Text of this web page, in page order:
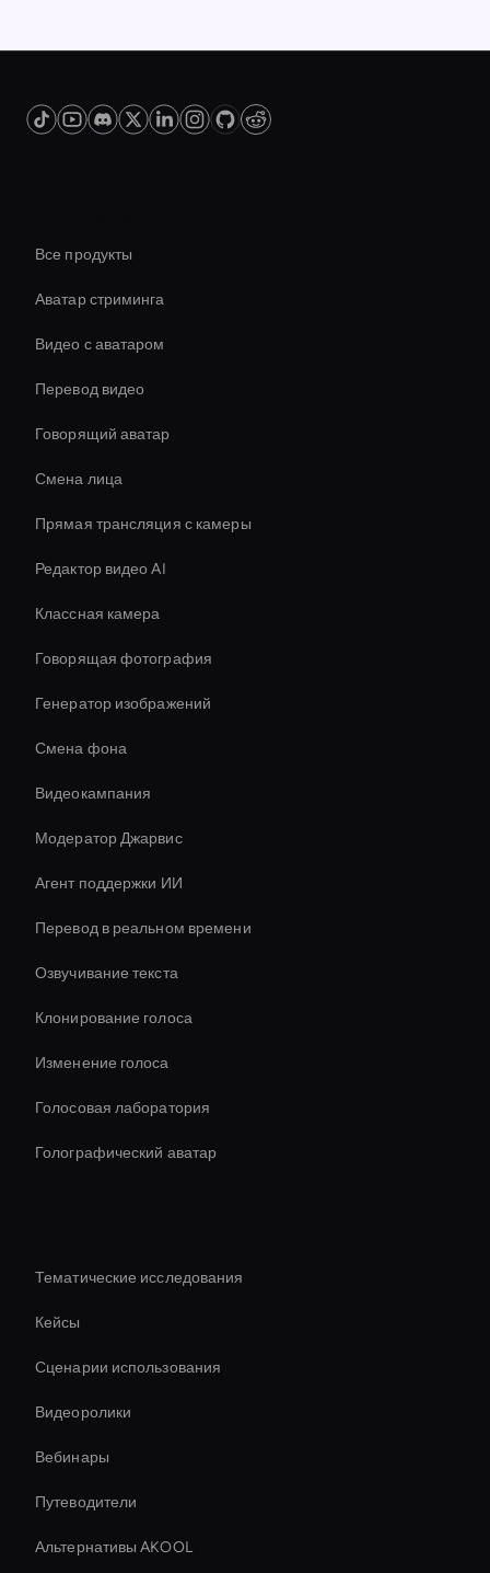
Все продукты
Аватар стриминга
Видео с аватаром
Перевод видео
Говорящий аватар
Смена лица
Прямая трансляция с камеры
Редактор видео AI
Классная камера
Говорящая фотография
Генератор изображений
Смена фона
Видеокампания
Модератор Джарвис
Агент поддержки ИИ
Перевод в реальном времени
Озвучивание текста
Клонирование голоса
Изменение голоса
Голосовая лаборатория
Голографический аватар
Тематические исследования
Кейсы
Сценарии использования
Видеоролики
Вебинары
Путеводители
Альтернативы AKOOL